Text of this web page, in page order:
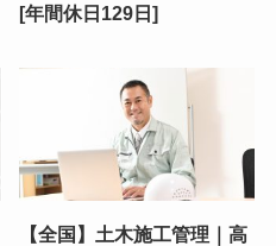
[年間休日129日]
【全国】土木施工管理｜高